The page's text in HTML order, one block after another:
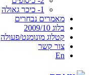
1- כיכר גאולה
מאמרים נבחרים
בלוג 2009/10
קטלוג מונומנט/פעולה
צור קשר
En